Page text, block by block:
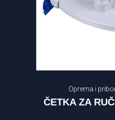
Oprema i
ČETKA ZA